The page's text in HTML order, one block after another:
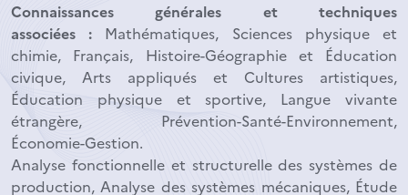
Connaissances générales et techniques
associées : Mathématiques, Sciences physique et
chimie, Français, Histoire-Géographie et Éducation
civique, Arts appliqués et Cultures artistiques,
Éducation physique et sportive, Langue vivante
étrangère, Prévention-Santé-Environnement,
Économie-Gestion.
Analyse fonctionnelle et structurelle des systèmes de
production, Analyse des systèmes mécaniques, Étude